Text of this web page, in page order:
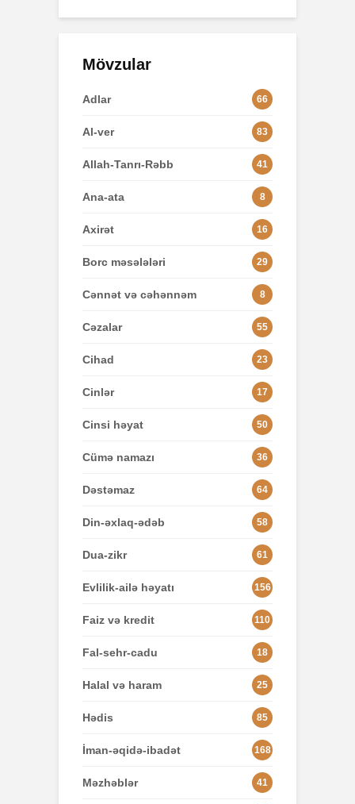
Mövzular
Adlar 66
Al-ver 83
Allah-Tanrı-Rəbb 41
Ana-ata 8
Axirət 16
Borc məsələləri 29
Cənnət və cəhənnəm 8
Cəzalar 55
Cihad 23
Cinlər 17
Cinsi həyat 50
Cümə namazı 36
Dəstəmaz 64
Din-əxlaq-ədəb 58
Dua-zikr 61
Evlilik-ailə həyatı 156
Faiz və kredit 110
Fal-sehr-cadu 18
Halal və haram 25
Hədis 85
İman-əqidə-ibadət 168
Məzhəblər 41